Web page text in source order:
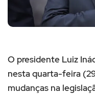
O presidente Luiz
nesta quarta-feira
mudanças na